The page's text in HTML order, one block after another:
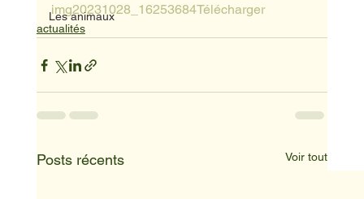
Les animaux
img20231028_16253684Télécharger
actualités
Posts récents Voir tout